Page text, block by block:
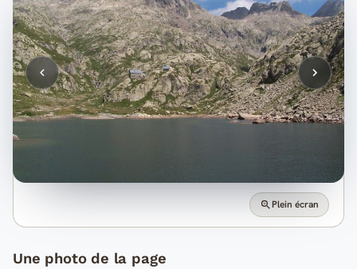
Plein écran
Une photo de la page